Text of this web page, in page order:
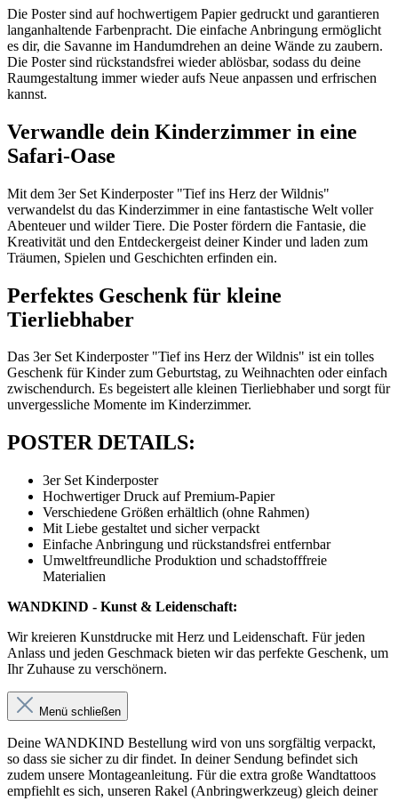
Die Poster sind auf hochwertigem Papier gedruckt und garantieren
langanhaltende Farbenpracht. Die einfache Anbringung ermöglicht
es dir, die Savanne im Handumdrehen an deine Wände zu zaubern.
Die Poster sind rückstandsfrei wieder ablösbar, sodass du deine
Raumgestaltung immer wieder aufs Neue anpassen und erfrischen
kannst.
Verwandle dein Kinderzimmer in eine
Safari-Oase
Mit dem 3er Set Kinderposter "Tief ins Herz der Wildnis"
verwandelst du das Kinderzimmer in eine fantastische Welt voller
Abenteuer und wilder Tiere. Die Poster fördern die Fantasie, die
Kreativität und den Entdeckergeist deiner Kinder und laden zum
Träumen, Spielen und Geschichten erfinden ein.
Perfektes Geschenk für kleine
Tierliebhaber
Das 3er Set Kinderposter "Tief ins Herz der Wildnis" ist ein tolles
Geschenk für Kinder zum Geburtstag, zu Weihnachten oder einfach
zwischendurch. Es begeistert alle kleinen Tierliebhaber und sorgt für
unvergessliche Momente im Kinderzimmer.
POSTER DETAILS:
3er Set Kinderposter
Hochwertiger Druck auf Premium-Papier
Verschiedene Größen erhältlich (ohne Rahmen)
Mit Liebe gestaltet und sicher verpackt
Einfache Anbringung und rückstandsfrei entfernbar
Umweltfreundliche Produktion und schadstofffreie
Materialien
WANDKIND - Kunst & Leidenschaft:
Wir kreieren Kunstdrucke mit Herz und Leidenschaft. Für jeden
Anlass und jeden Geschmack bieten wir das perfekte Geschenk, um
Ihr Zuhause zu verschönern.
Menü schließen
Deine WANDKIND Bestellung wird von uns sorgfältig verpackt,
so dass sie sicher zu dir findet. In deiner Sendung befindet sich
zudem unsere Montageanleitung. Für die extra große Wandtattoos
empfiehlt es sich, unseren Rakel (Anbringwerkzeug) gleich deiner